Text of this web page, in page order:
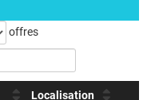
offres
Localisation